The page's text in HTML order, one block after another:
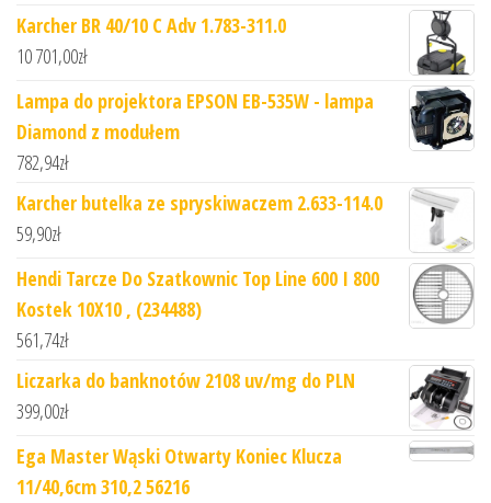
Karcher BR 40/10 C Adv 1.783-311.0
10 701,00zł
Lampa do projektora EPSON EB-535W - lampa
Diamond z modułem
782,94zł
Karcher butelka ze spryskiwaczem 2.633-114.0
59,90zł
Hendi Tarcze Do Szatkownic Top Line 600 I 800
Kostek 10X10 , (234488)
561,74zł
Liczarka do banknotów 2108 uv/mg do PLN
399,00zł
Ega Master Wąski Otwarty Koniec Klucza
11/40,6cm 310,2 56216